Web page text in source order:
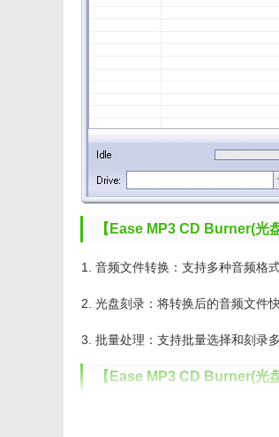
【Ease MP3 CD Burner(光
1. 音频文件转换：支持多种音频格
2. 光盘刻录：将转换后的音频文件
3. 批量处理：支持批量选择和刻录
【Ease MP3 CD Burner(光
1. 高质量刻录：采用先进的刻录技